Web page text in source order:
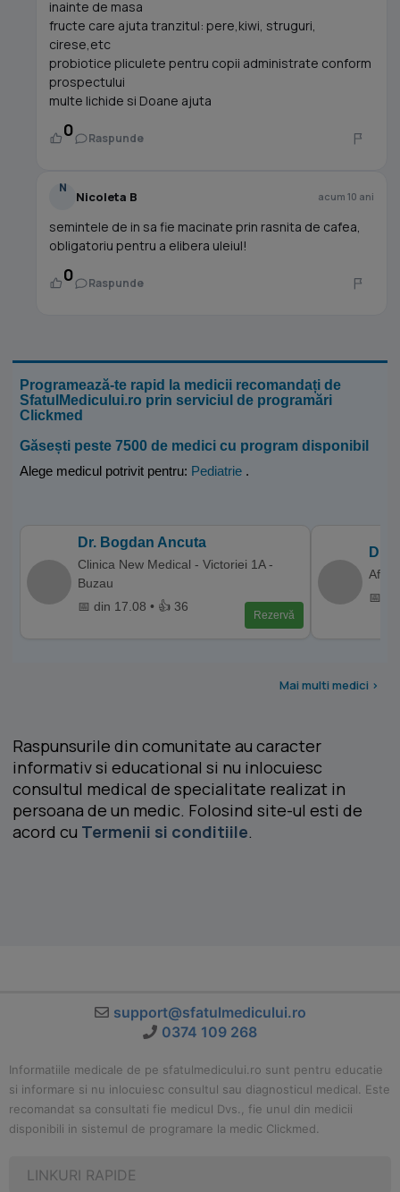
inainte de masa
fructe care ajuta tranzitul: pere,kiwi, struguri,
cirese,etc
probiotice pliculete pentru copii administrate conform
prospectului
multe lichide si Doane ajuta
0 Raspunde
N
Nicoleta B acum 10 ani
semintele de in sa fie macinate prin rasnita de cafea,
obligatoriu pentru a elibera uleiul!
0 Raspunde
Programează-te rapid la medicii recomandați de
SfatulMedicului.ro prin serviciul de programări
Clickmed
Găsești peste 7500 de medici cu program disponibil
Alege medicul potrivit pentru: Pediatrie .
Dr. Bogdan Ancuta
Clinica New Medical - Victoriei 1A -
Buzau
📅 din 17.08 • 👍 36
Rezervă
Dr.
📅
Mai multi medici >
Raspunsurile din comunitate au caracter
informativ si educational si nu inlocuiesc
consultul medical de specialitate realizat in
persoana de un medic. Folosind site-ul esti de
acord cu Termenii si conditiile.
support@sfatulmedicului.ro
0374 109 268
Informatiile medicale de pe sfatulmedicului.ro sunt pentru educatie
si informare si nu inlocuiesc consultul sau diagnosticul medical. Este
recomandat sa consultati fie medicul Dvs., fie unul din medicii
disponibili in sistemul de programare la medic Clickmed.
LINKURI RAPIDE